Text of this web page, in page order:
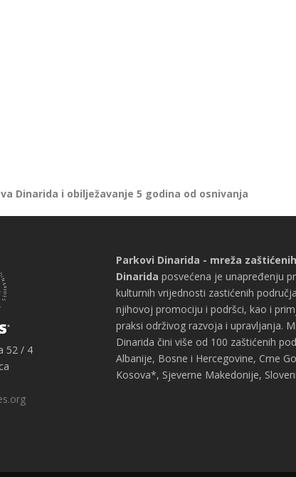
Dinarida i obilježavanje 5 godina od osnivanja
52 / 4
Parkovi Dinarida - mreža
Dinarida posvećena je unapređenju
kulturnih vrijednosti zastićenih
njihovoj promociju i podršci, kao i
praksi održivog razvoja i upravljanja.
Dinarida čini više od 100 zaštićenih
Albanije, Bosne i Hercegovine, Crne
Kosova*, Sjeverne Makedonije,